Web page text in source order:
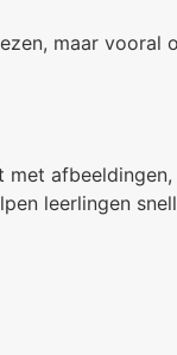
maar vooral
leerlingen